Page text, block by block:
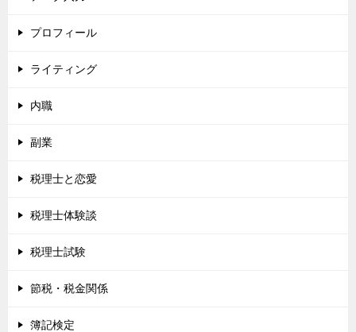
プロフィール
ライティング
内職
副業
税理士と恋愛
税理士体験談
税理士試験
節税・税金関係
簿記検定